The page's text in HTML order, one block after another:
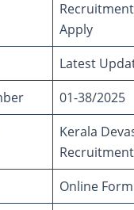
Apply
Latest
01-38/2025
Kerala
Online Form